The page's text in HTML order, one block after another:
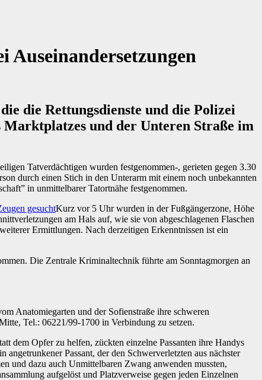
Auseinandersetzungen
die Rettungsdienste und die Polizei
Marktplatzes und der Unteren Straße im
Tatverdächtigen wurden festgenommen-, gerieten gegen 3.30
durch einen Stich in den Unterarm mit einem noch unbekannten
in unmittelbarer Tatortnähe festgenommen.
Kurz vor 5 Uhr wurden in der Fußgängerzone, Höhe
am Hals auf, wie sie von abgeschlagenen Flaschen
Ermittlungen. Nach derzeitigen Erkenntnissen ist ein
Die Zentrale Kriminaltechnik führte am Sonntagmorgen an
Anatomiegarten und der Sofienstraße ihre schweren
Tel.: 06221/99-1700 in Verbindung zu setzen.
dem Opfer zu helfen, zückten einzelne Passanten ihre Handys
Passant, der den Schwerverletzten aus nächster
und dazu auch Unmittelbaren Zwang anwenden mussten,
aufgelöst und Platzverweise gegen jeden Einzelnen